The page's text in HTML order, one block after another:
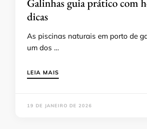
Galinhas guia prático com
dicas
As piscinas naturais em porto de
um dos …
LEIA MAIS
19 DE JANEIRO DE 2026